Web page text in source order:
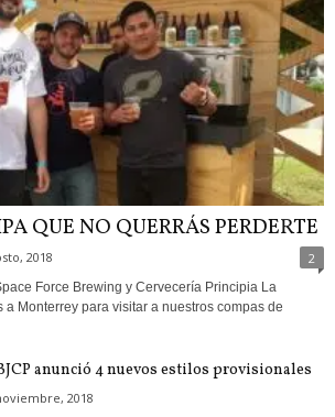
QUE NO QUERRÁS PERDERTE
2018 2
Force Brewing y Cervecería Principia La
Monterrey para visitar a nuestros compas de
anunció 4 nuevos estilos provisionales
2018